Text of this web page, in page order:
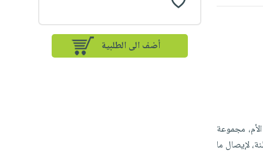
مجموعة
لإيصال ما
أضف الى الطلبية